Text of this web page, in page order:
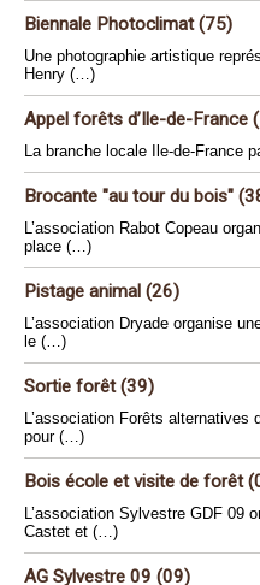
Biennale Photoclimat (75)
Une photographie artistique
Henry (…)
Appel forêts d’Ile-de-France
La branche locale Ile-de-France
Brocante "au tour du bois"
L’association Rabot Copeau
place (…)
Pistage animal (26)
L’association Dryade organise
le (…)
Sortie forêt (39)
L’association Forêts
pour (…)
Bois école et visite de forêt
L’association Sylvestre GDF 09
Castet et (…)
AG Sylvestre 09 (09)